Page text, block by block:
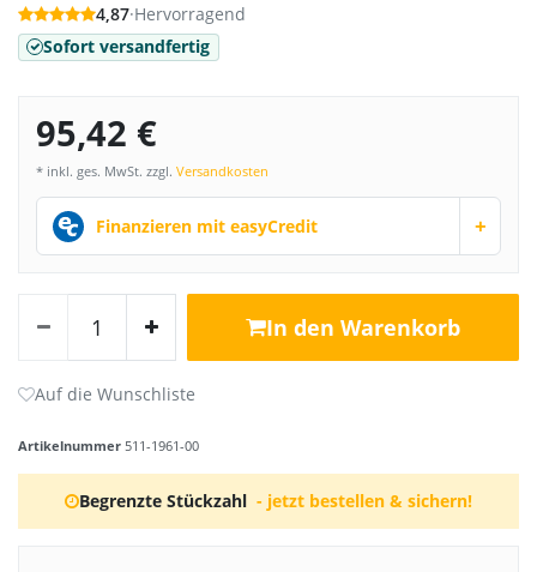
4,87·Hervorragend
Sofort versandfertig
95,42 €
* inkl. ges. MwSt. zzgl. Versandkosten
Finanzieren mit easyCredit +
In den Warenkorb
Artikelnummer 511-1961-00
Begrenzte Stückzahl - jetzt bestellen & sichern!